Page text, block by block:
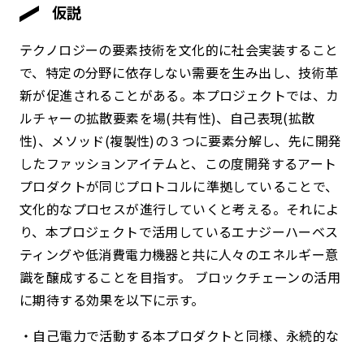
仮説
テクノロジーの要素技術を文化的に社会実装すること
で、特定の分野に依存しない需要を生み出し、技術革
新が促進されることがある。本プロジェクトでは、カ
ルチャーの拡散要素を場(共有性)、自己表現(拡散
性)、メソッド(複製性)の３つに要素分解し、先に開発
したファッションアイテムと、この度開発するアート
プロダクトが同じプロトコルに準拠していることで、
文化的なプロセスが進行していくと考える。それによ
り、本プロジェクトで活用しているエナジーハーベス
ティングや低消費電力機器と共に人々のエネルギー意
識を醸成することを目指す。 ブロックチェーンの活用
に期待する効果を以下に示す。
・自己電力で活動する本プロダクトと同様、永続的な